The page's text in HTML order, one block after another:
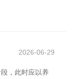
2026-06-29
，此时应以养